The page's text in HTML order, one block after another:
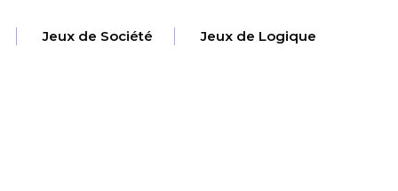
Jeux de Société Jeux de Logique